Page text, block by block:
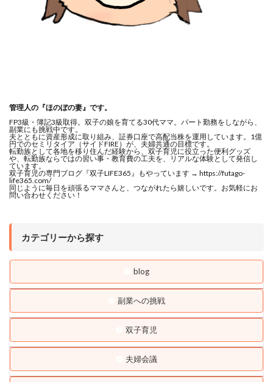
管理人の『ほのぼの妻』です。
FP3級・簿記3級取得。双子の娘を育てる30代ママ。パート勤務をしながら、
副業にも挑戦中です。
夫とともに資産形成に取り組み、証券口座で高配当株を運用しています。1億
円でのセミリタイア（サイドFIRE）が、夫婦共通の目標です。
転勤族として各地を移り住んだ経験から、双子育児に役立った便利グッズ
や、転勤族ならではの習い事・教育費の工夫を、リアルな体験として発信し
ています。
双子育児の専門ブログ『双子LIFE365』もやっています → https://futago-
life365.com/
同じように毎日を頑張るママさんと、つながれたら嬉しいです。お気軽にお
問い合わせください！
カテゴリーから探す
blog
副業への挑戦
双子育児
夫婦会議